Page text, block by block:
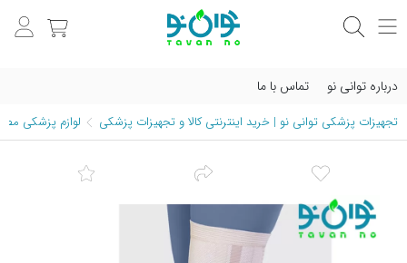
درباره توانی نو تماس با ما
تجهیزات پزشکی توانی نو | خرید اینترنتی کالا و تجهیزات پزشکی لوازم پزشکی